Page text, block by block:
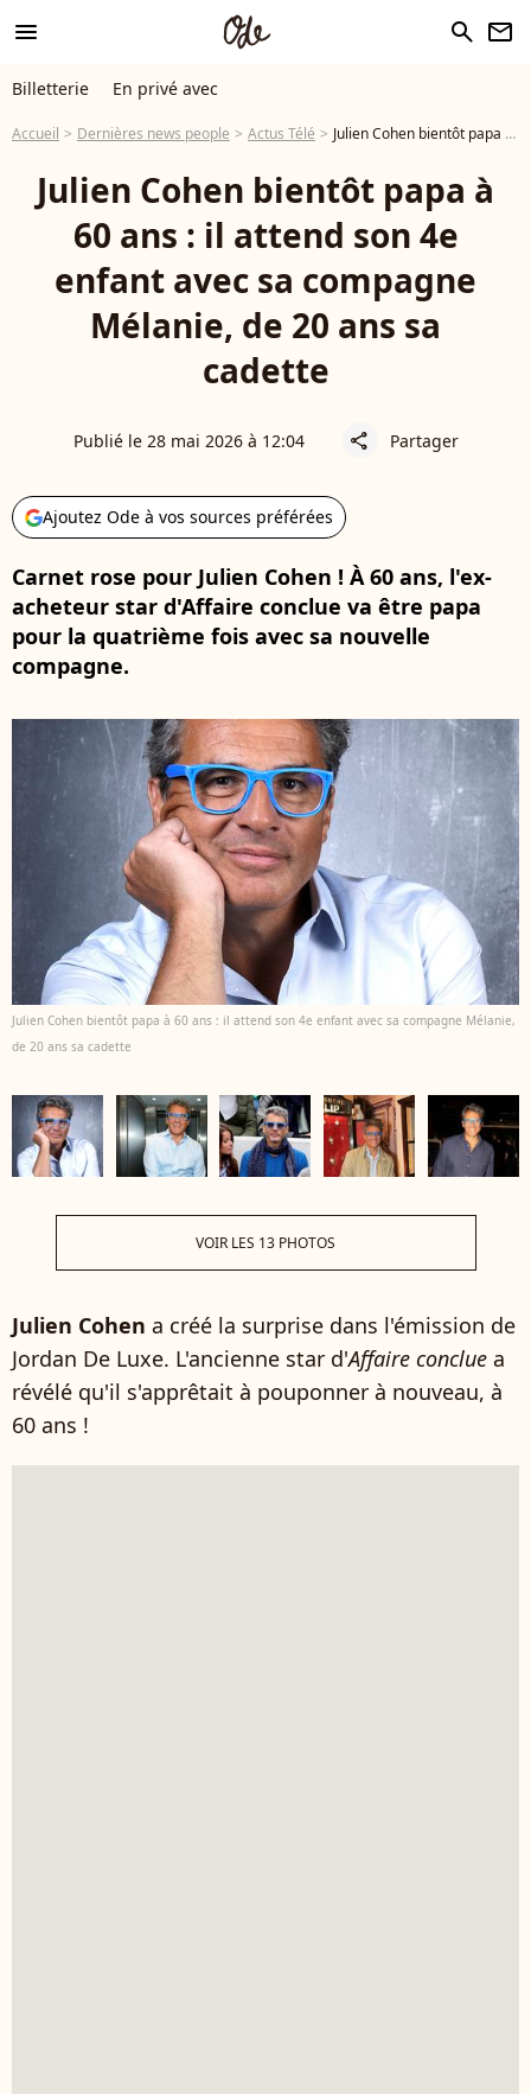
menu search newsletter
Billetterie En privé avec
Accueil Dernières news people Actus Télé Julien Cohen bientôt papa à 60 ans : il attend son 4e enfant avec sa compagne Mélanie, de 20 ans sa cadette
Julien Cohen bientôt papa à
60 ans : il attend son 4e
enfant avec sa compagne
Mélanie, de 20 ans sa
cadette
Publié le 28 mai 2026 à 12:04 share Partager
Ajoutez Ode à vos sources préférées
Carnet rose pour Julien Cohen ! À 60 ans, l'ex-
acheteur star d'Affaire conclue va être papa
pour la quatrième fois avec sa nouvelle
compagne.
Julien Cohen bientôt papa à 60 ans : il attend son 4e enfant avec sa compagne Mélanie,
de 20 ans sa cadette
VOIR LES 13 PHOTOS
Julien Cohen a créé la surprise dans l'émission de
Jordan De Luxe. L'ancienne star d'Affaire conclue a
révélé qu'il s'apprêtait à pouponner à nouveau, à
60 ans !